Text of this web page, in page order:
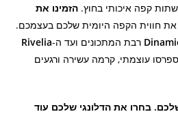
קפה איכותי בחוץ.הזמינו את
את חווית הקפה היומית שלכם בעצמכם.
רבת המתכונים ועד ה-Rivelia
עוצמתי, קרמה עשירה ורגעים
בחרו את הדלונגי שלכם עוד